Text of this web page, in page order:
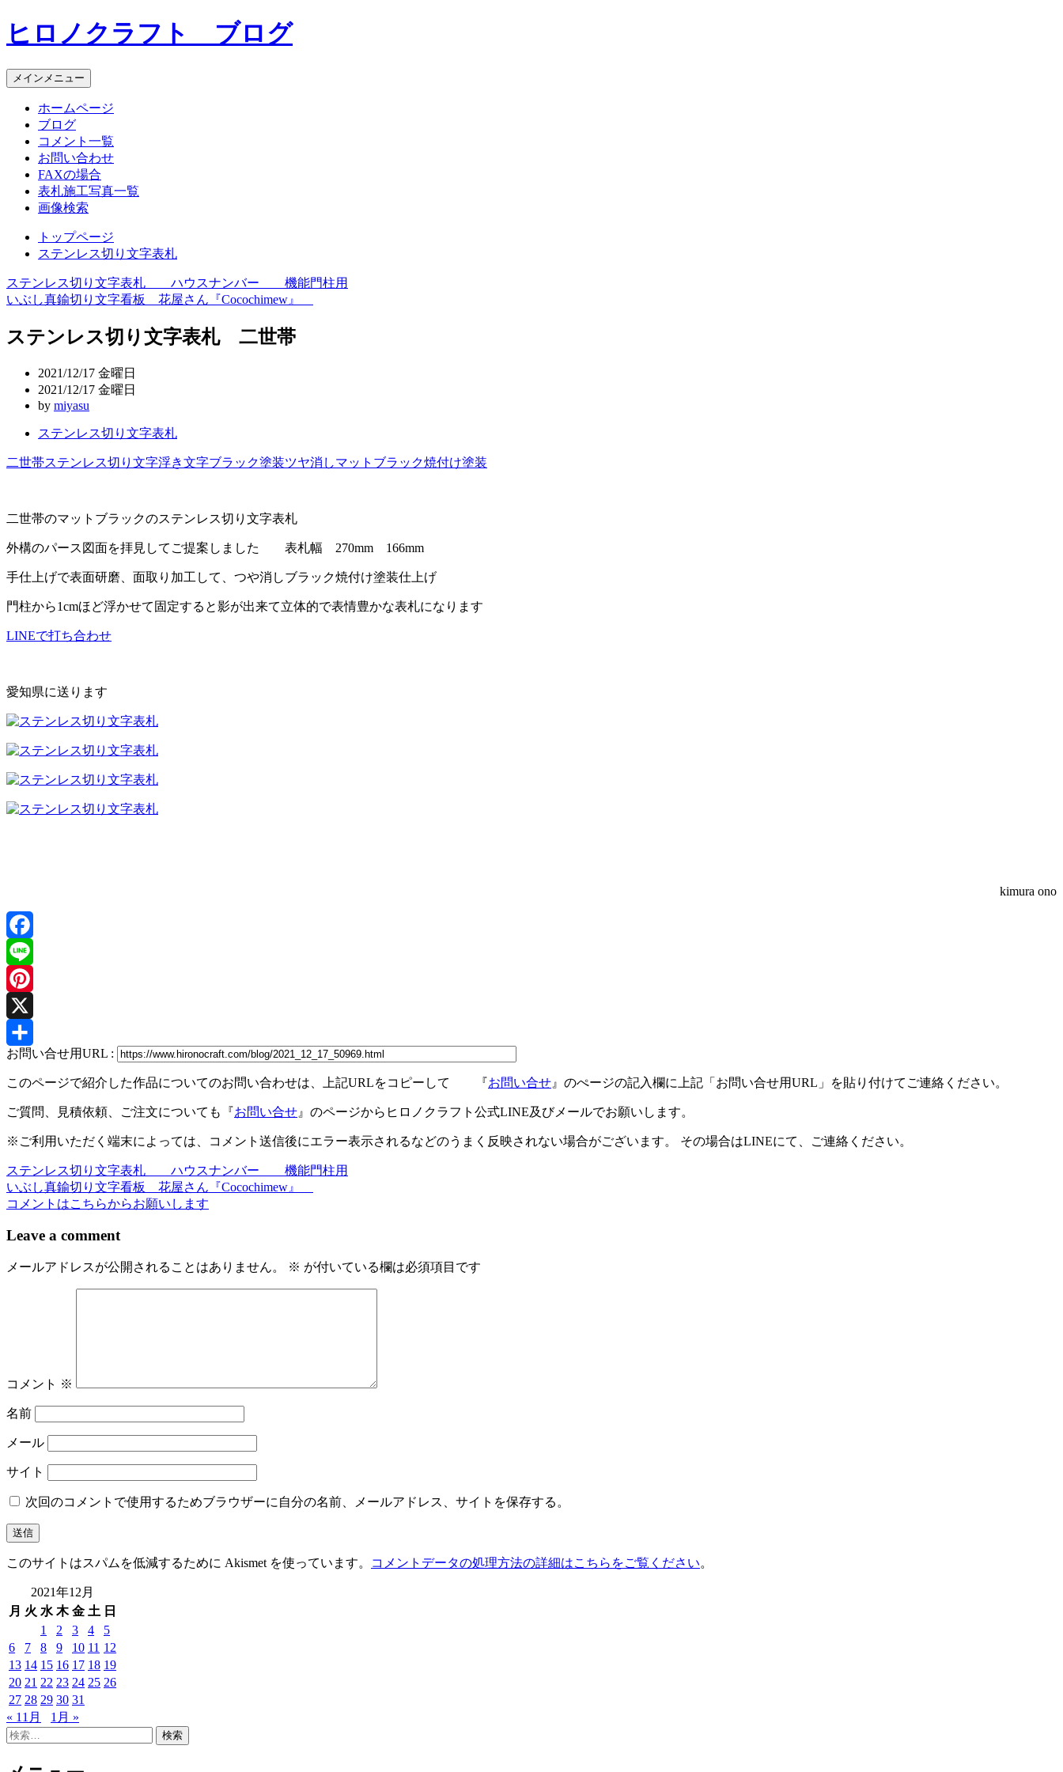
コ
ン
ン
ツ
ヒロノクラフト ブログ
メインメニュー
ホームページ
ブログ
コメント一覧
お問い合わせ
FAXの場合
表札施工写真一覧
画像検索
トップページ
ステンレス切り文字表札
投
稿
ナ
ョ
ステンレス切り文字表札 ハウスナンバー 機能門柱用
いぶし真鍮切り文字看板 花屋さん『Cocochimew』
ステンレス切り文字表札 二世帯
2021/12/17 金曜日
2021/12/17 金曜日
by miyasu
ステンレス切り文字表札
二世帯ステンレス切り文字浮き文字ブラック塗装ツヤ消しマットブラック焼付け塗装
二世帯のマットブラックのステンレス切り文字表札
外構のパース図面を拝見してご提案しました 表札幅 270mm 166mm
手仕上げで表面研磨、面取り加工して、つや消しブラック焼付け塗装仕上げ
門柱から1cmほど浮かせて固定すると影が出来て立体的で表情豊かな表札になります
LINEで打ち合わせ
愛知県に送ります
kimura ono
Facebook
Line
Pinterest
X
共
有
お問い合せ用URL :
このページで紹介した作品についてのお問い合わせは、上記URLをコピーして 『お問い合せ 』のぺージの記入欄に上記「お問い合せ用URL」を貼り付けてご連絡ください。
ご質問、見積依頼、ご注文についても『お問い合せ 』のページからヒロノクラフト公式LINE及びメールでお願いします。
※ご利用いただく端末によっては、コメント送信後にエラー表示されるなどのうまく反映されない場合がございます。 その場合はLINEにて、ご連絡ください。
投
稿
ナ
ゲ
ン
ステンレス切り文字表札 ハウスナンバー 機能門柱用
いぶし真鍮切り文字看板 花屋さん『Cocochimew』
コメントはこちらからお願いします
Leave a comment
メールアドレスが公開されることはありません。 ※ が付いている欄は必須項目です
コメント ※
名前
メール
サイト
次回のコメントで使用するためブラウザーに自分の名前、メールアドレス、サイトを保存する。
このサイトはスパムを低減するために Akismet を使っています。 コメントデータの処理方法の詳細はこちらをご覧ください。
2021年12月
月 火 水 木 金 土 日
1
2 3 4
5
6
7 8 9 10 11 12
13 14 15 16 17 18 19
20 21 22 23 24 25 26
27 28 29 30 31
« 11月
1月 »
検